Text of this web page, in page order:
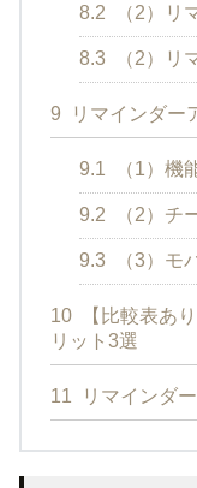
8.2 （2）リ
8.3 （2）リ
9 リマインダー
9.1 （1）機
9.2 （2）チ
9.3 （3）モ
10
【比較表あ
リット3選
11 リマインダ